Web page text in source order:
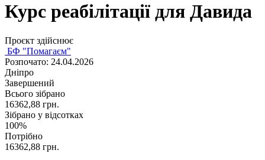
Курс реабілітації для Давида
Проєкт здійснює
БФ "Помагаєм"
Розпочато: 24.04.2026
Дніпро
Завершений
Всього зібрано
16362,88 грн.
Зібрано у відсотках
100%
Потрібно
16362,88 грн.